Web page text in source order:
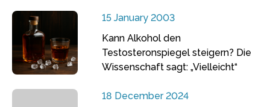
15 January 2003
Kann Alkohol den
Testosteronspiegel steigern? Die
Wissenschaft sagt: „Vielleicht“
18 December 2024